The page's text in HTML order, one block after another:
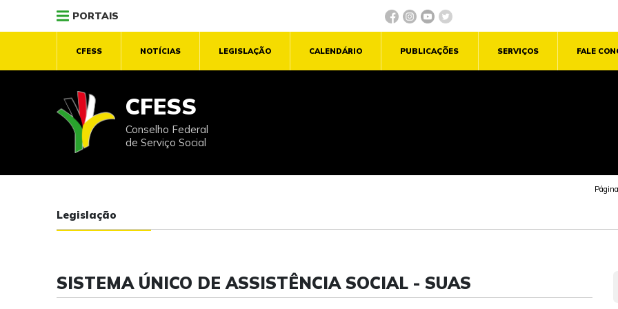
PORTAIS
CFESS NOTÍCIAS LEGISLAÇÃO CALENDÁRIO PUBLICAÇÕES SERVIÇOS FALE
CFESS
Conselho Federal
de Serviço Social
Legislação
SISTEMA ÚNICO DE ASSISTÊNCIA SOCIAL - SUAS